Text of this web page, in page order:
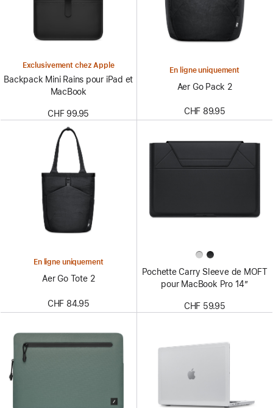
Exclusivement chez Apple
Backpack Mini Rains pour iPad et
MacBook
CHF 99.95
En ligne uniquement
Aer Go Pack 2
CHF 89.95
En ligne uniquement
Aer Go Tote 2
CHF 84.95
Pochette Carry Sleeve de MOFT
pour MacBook Pro 14″
CHF 59.95